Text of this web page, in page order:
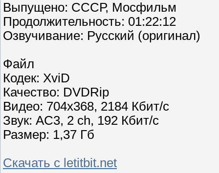
Выпущено: СССР, Мосфильм
Продолжительность: 01:22:12
Озвучивание: Русский (оригинал)
Файл
Кодек: XviD
Качество: DVDRip
Видео: 704x368, 2184 Кбит/с
Звук: AC3, 2 ch, 192 Кбит/с
Размер: 1,37 Гб
Скачать с letitbit.net